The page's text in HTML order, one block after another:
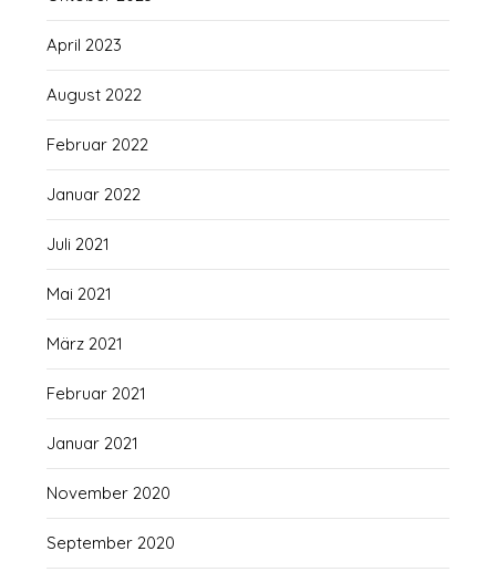
April 2023
August 2022
Februar 2022
Januar 2022
Juli 2021
Mai 2021
März 2021
Februar 2021
Januar 2021
November 2020
September 2020